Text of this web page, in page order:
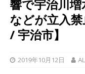
響で宇治川増
などが立入
/ 宇治市】
2019年10月12日